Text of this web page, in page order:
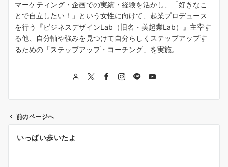
マーケティング・企画での実績・経験を活かし、「好きなこ
とで自立したい！」という女性に向けて、起業プロデュース
を行う『ビジネスデザインLab（旧名・美起業Lab）』主宰す
る他、自分軸や強みを見つけて自分らしくステップアップす
るための「ステップアップ・コーチング」を実施。
投
前のページへ
いっぱい歩いたよ